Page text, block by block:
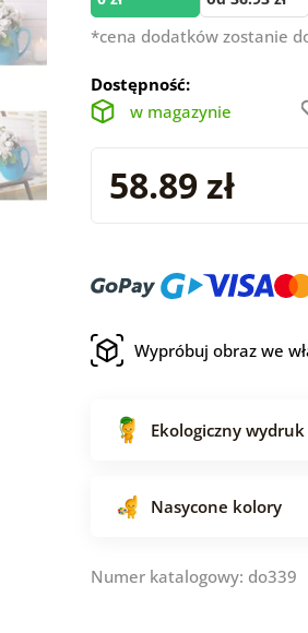
*cena dodatków zostanie
Dostępność:
w magazynie
58.89 zł
Wypróbuj obraz we
Ekologiczny wydruk
Nasycone kolory
Numer katalogowy: do339